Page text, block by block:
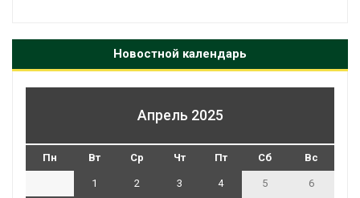
Новостной календарь
Апрель 2025
Пн Вт Ср Чт Пт Сб Вс
1 2 3 4 5 6